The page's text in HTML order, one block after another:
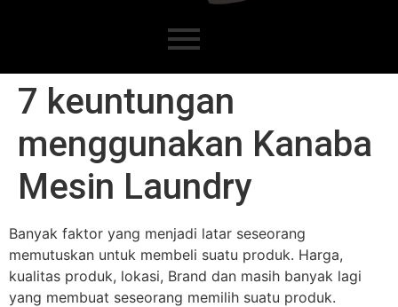
7 keuntungan
menggunakan Kanaba
Mesin Laundry
Banyak faktor yang menjadi latar seseorang
memutuskan untuk membeli suatu produk. Harga,
kualitas produk, lokasi, Brand dan masih banyak lagi
yang membuat seseorang memilih suatu produk.